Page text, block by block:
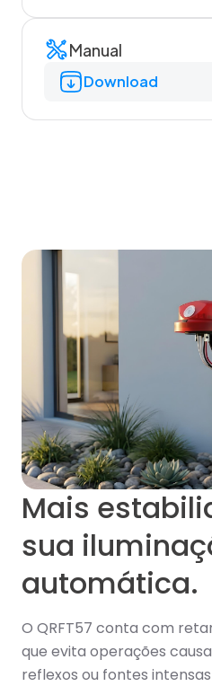
Manual
Download
Mais
sua
automática.
O QRFT57 conta com
que evita operações
reflexos ou fontes